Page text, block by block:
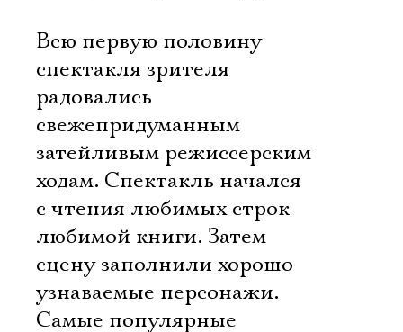
Всю первую половину
спектакля зрителя
радовались
свежепридуманным
затейливым режиссерским
ходам. Спектакль начался
с чтения любимых строк
любимой книги. Затем
сцену заполнили хорошо
узнаваемые персонажи.
Самые популярные